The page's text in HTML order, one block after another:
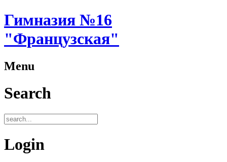
Гимназия №16
"Французская"
Menu
Search
Login